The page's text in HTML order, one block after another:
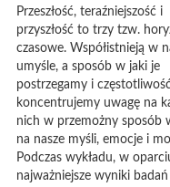
Przeszłość, teraźniejszość i
przyszłość to trzy tzw.
czasowe. Współistnieją w
umyśle, a sposób w jaki je
postrzegamy i
koncentrujemy uwagę na
nich w przemożny sposób
na nasze myśli, emocje i
Podczas wykładu, w
najważniejsze wyniki badań